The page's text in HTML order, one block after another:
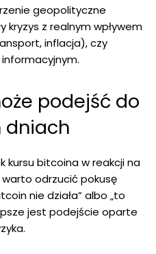
geopolityczne
kryzys z realnym wpływem
inflacja), czy
podejść do
dniach
kursu bitcoina w reakcji na
odrzucić pokusę
nie działa” albo „to
jest podejście oparte